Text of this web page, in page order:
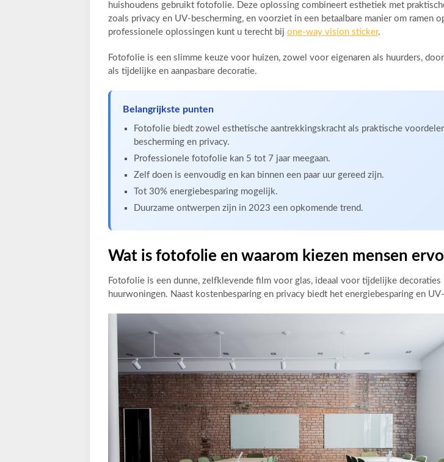
huishoudens gebruikt fotofolie. Deze oplossing combineert esthetiek met
zoals privacy en UV-bescherming, en voorziet in een betaalbare manier om ramen
professionele oplossingen kunt u terecht bij one-way vision sticker.
Fotofolie is een slimme keuze voor huizen, zowel voor eigenaren als huurders,
als tijdelijke en aanpasbare decoratie.
Belangrijkste punten
Fotofolie biedt zowel esthetische aantrekkingskracht als praktische
bescherming en privacy.
Professionele fotofolie kan 5 tot 7 jaar meegaan.
Zelf doen is eenvoudig en kan binnen een paar uur gereed zijn.
Tot 30% energiebesparing mogelijk.
Duurzame ontwerpen zijn in 2023 een opkomende trend.
Wat is fotofolie en waarom kiezen mensen
Fotofolie is een dunne, zelfklevende film voor glas, ideaal voor tijdelijke decoraties
huurwoningen. Naast kostenbesparing en privacy biedt het energiebesparing en